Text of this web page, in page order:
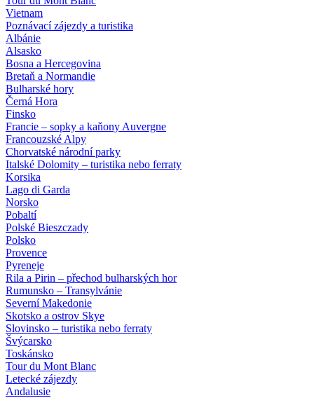
Vietnam
Poznávací zájezdy a turistika
Albánie
Alsasko
Bosna a Hercegovina
Bretaň a Normandie
Bulharské hory
Černá Hora
Finsko
Francie – sopky a kaňony Auvergne
Francouzské Alpy
Chorvatské národní parky
Italské Dolomity – turistika nebo ferraty
Korsika
Lago di Garda
Norsko
Pobaltí
Polské Bieszczady
Polsko
Provence
Pyreneje
Rila a Pirin – přechod bulharských hor
Rumunsko – Transylvánie
Severní Makedonie
Skotsko a ostrov Skye
Slovinsko – turistika nebo ferraty
Švýcarsko
Toskánsko
Tour du Mont Blanc
Letecké zájezdy
Andalusie